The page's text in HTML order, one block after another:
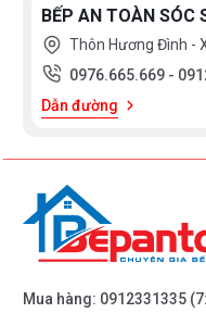
BẾP AN TOÀN SÓC
Thôn Hương Đình -
0976.665.669 -
Dẫn đường
Mua hàng: 0912331335